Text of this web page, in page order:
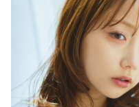
詳細条件
幹部・店長候補歓迎